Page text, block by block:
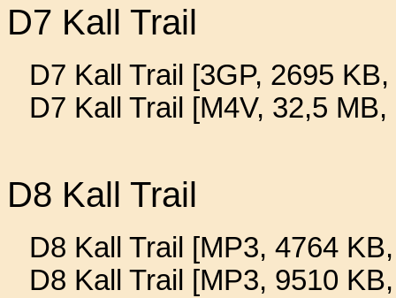
D7 Kall Trail
D7 Kall Trail [3GP, 2695
D7 Kall Trail [M4V, 32,5 MB,
D8 Kall Trail
D8 Kall Trail [MP3, 4764
D8 Kall Trail [MP3, 9510